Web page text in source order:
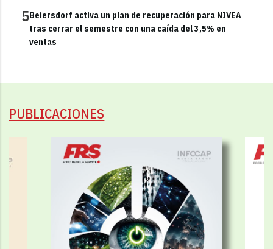
5Beiersdorf activa un plan de recuperación para NIVEA
tras cerrar el semestre con una caída del 3,5% en
ventas
PUBLICACIONES